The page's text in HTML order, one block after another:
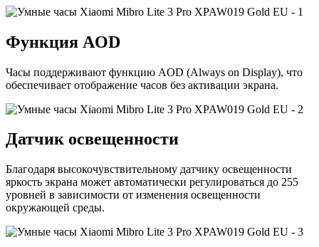
Функция AOD
Часы поддерживают функцию AOD (Always on Display), что
обеспечивает отображение часов без активации экрана.
Датчик освещенности
Благодаря высокочувствительному датчику освещенности
яркость экрана может автоматически регулироваться до 255
уровней в зависимости от изменения освещенности
окружающей среды.